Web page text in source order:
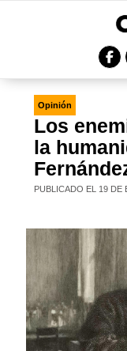
Opinión
Los
la
PUBLICADO EL 19 DE